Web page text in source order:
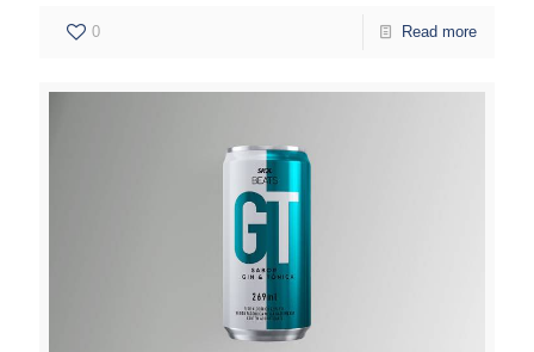
0 Read more